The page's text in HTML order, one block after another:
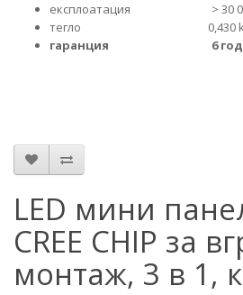
експлоатация > 30
тегло 0,430
гаранция 6
LED мини
CREE CHIP за
монтаж, 3 в 1,